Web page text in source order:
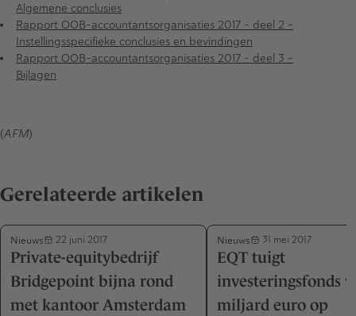
Algemene conclusies
Rapport OOB-accountantsorganisaties 2017 - deel 2 -
Instellingsspecifieke conclusies en bevindingen
Rapport OOB-accountantsorganisaties 2017 - deel 3 -
Bijlagen
(AFM)
Gerelateerde artikelen
Nieuws 22 juni 2017
Private-equitybedrijf
Bridgepoint bijna rond
met kantoor Amsterdam
Nieuws 31 mei 2017
EQT tuigt
investeringsfonds
miljard euro op